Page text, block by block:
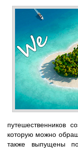
путешественников
которую можно
также выпущены